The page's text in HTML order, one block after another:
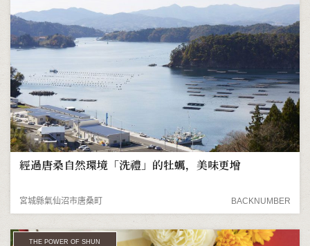
經過唐桑自然環境「洗禮」的牡蠣，美味更增
宮城縣氣仙沼市唐桑町 BACKNUMBER
THE POWER OF SHUN